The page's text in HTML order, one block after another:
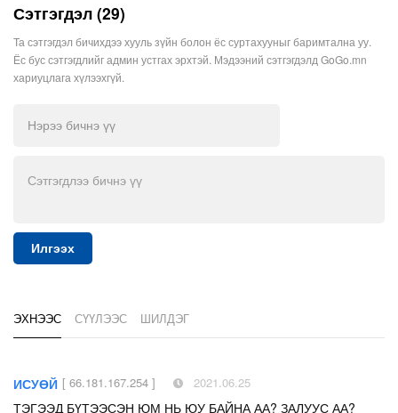
Сэтгэгдэл (29)
Та сэтгэгдэл бичихдээ хууль зүйн болон ёс суртахууныг баримтална уу.
Ёс бус сэтгэгдлийг админ устгах эрхтэй. Мэдээний сэтгэгдэлд GoGo.mn
хариуцлага хүлээхгүй.
Илгээх
ЭХНЭЭС СҮҮЛЭЭС ШИЛДЭГ
ИСУӨЙ [ 66.181.167.254 ] 2021.06.25
ТЭГЭЭД БҮТЭЭСЭН ЮМ НЬ ЮУ БАЙНА АА? ЗАЛУУС АА?